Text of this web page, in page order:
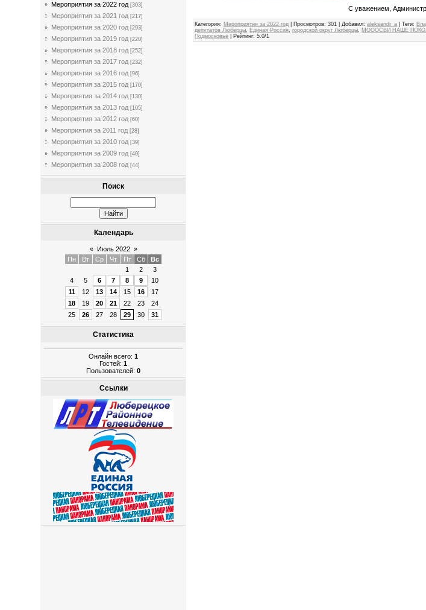
Мероприятия за 2022 год [303]
Мероприятия за 2021 год [217]
Мероприятия за 2020 год [293]
Мероприятия за 2019 год [220]
Мероприятия за 2018 год [252]
Мероприятия за 2017 год [232]
Мероприятия за 2016 год [96]
Мероприятия за 2015 год [170]
Мероприятия за 2014 год [130]
Мероприятия за 2013 год [105]
Мероприятия за 2012 год [60]
Мероприятия за 2011 год [28]
Мероприятия за 2010 год [39]
Мероприятия за 2009 год [40]
Мероприятия за 2008 год [44]
Поиск
Календарь
« Июль 2022 »
Пн
Вт Ср Чт Пт Сб
Вс
1
2
3
4
5 6 7 8 9
10
11
12 13 14 15 16
17
18
19 20 21 22 23
24
25
26 27 28 29 30 31
Статистика
Онлайн всего:1
Гостей:1
Пользователей:0
Ссылки
С уважением,
Категория: Мероприятия за 2022 год Просмотров: 301 | Добавил:aleksandr_a |Теги:
депутатов Люберцы
Единая Россия ,городской округ Люберцы МОООСВИ НАШЕ
Подмосковье
Рейтинг:5.0/1